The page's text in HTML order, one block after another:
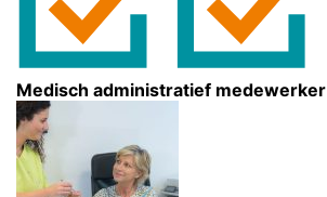
Medisch administratief medewerker